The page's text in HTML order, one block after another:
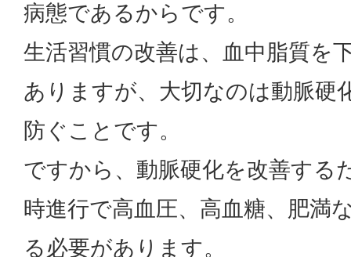
病態であるからです。
生活習慣の改善は、血中脂質を
ありますが、大切なのは動脈硬
防ぐことです。
ですから、動脈硬化を改善する
時進行で高血圧、高血糖、肥満
る必要があります。